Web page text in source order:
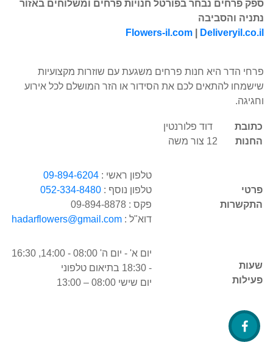
ספק פרחים נבחר בפורטל חנויות פרחים ומשלוחים באזור
נתניה והסביבה
Flowers-il.com
Deliveryil.co.il
פרחי הדר היא חנות פרחים משגעת עם שוזרות מקצועיות
שישמחו להתאים לכם את הסידור או הזר המושלם לכל אירוע
וחגיגה.
כתובת
החנות
דוד פלורנטין
12 צור משה
פרטי
התקשרות
טלפון ראשי : 09-894-6204
טלפון נוסף : 052-334-8480
פקס : 09-894-8878
דוא"ל : hadarflowers@gmail.com
שעות
פעילות
יום א' - יום ה' 08:00 - 14:00, 16:30
- 18:30 בתיאום טלפוני
יום שישי 08:00 – 13:00